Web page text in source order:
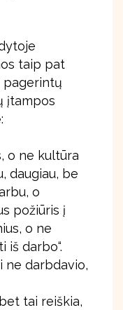
taip pat
pagerintų
įtampos
o ne kultūra
daugiau, be
o
požiūris į
o ne
iš darbo“.
ne darbdavio,
tai reiškia,